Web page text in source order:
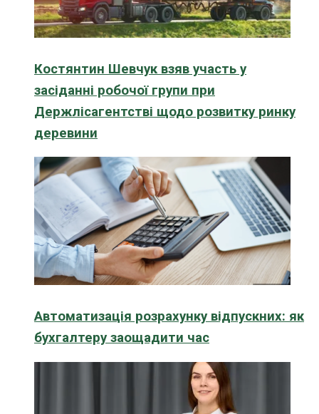
Костянтин Шевчук взяв участь у
засіданні робочої групи при
Держлісагентстві щодо розвитку ринку
деревини
Автоматизація розрахунку відпускних: як
бухгалтеру заощадити час